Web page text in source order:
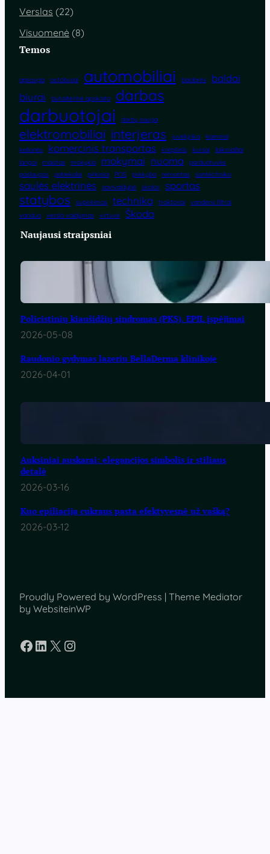
Verslas (22)
Visuomenė (8)
Temos
apsauga autobusai automobiliai baidarės
baldai
biurai
buhalterinė apskaita darbas
darbuotojai darbų sauga
elektromobiliai interjeras juvelyrika
kaminai
kelionės
komercinis transportas krepšinis kursai
laikrodžiai
langai
maistas mokykla mokymai nuoma
parduotuvės
paslaugos
patiekalai pirkiniai POS prekyba remontas santechnika
saulės elektrinės savivaldybė skolos sportas
statybos supirkimas technika traktoriai
vandens filtrai
vanduo
verslo valdymas virtuvė Škoda
Naujausi straipsniai
Policistinių kiaušidžių sindromas (PKS). EPIL įspėjimai
2026-05-08
Raudonio gydymas lazeriu BellaDerma klinikoje
2026-04-01
Auksiniai auskarai: elegancijos simbolis ir stiliaus
detalė
2026-03-16
Kuo epiliacija cukraus pasta efektyvesnė už vašką?
2026-03-12
Proudly Powered by WordPress | Theme Mediator
by WebsiteinWP
Facebook
LinkedIn
X Instagram